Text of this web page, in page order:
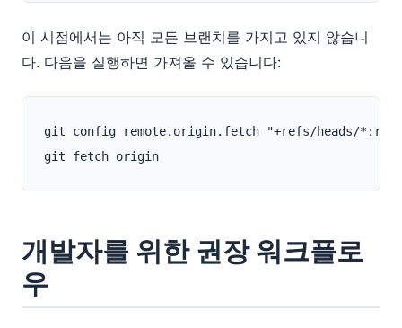
이 시점에서는 아직 모든 브랜치를 가지고 있지 않습니
다. 다음을 실행하면 가져올 수 있습니다:
git config remote.origin.fetch "+refs/heads/
개발자를 위한 권장 워크플로
우